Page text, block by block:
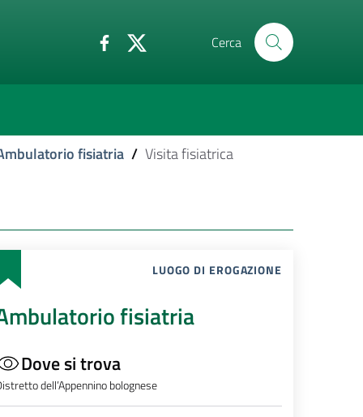
Cerca
fisiatria / Visita fisiatrica
LUOGO DI EROGAZIONE
fisiatria
Dove si trova
dell’Appennino bolognese